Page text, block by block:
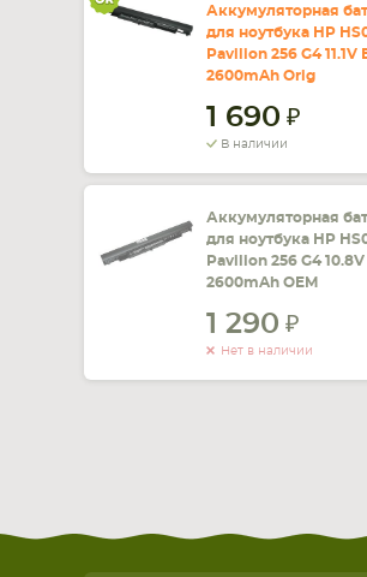
Аккумуляторная
для ноутбука HP
Pavilion 256 G4 11.1V
2600mAh Orig
1 690
В наличии
Аккумуляторная
для ноутбука HP
Pavilion 256 G4
2600mAh OEM
1 290
Нет в наличии